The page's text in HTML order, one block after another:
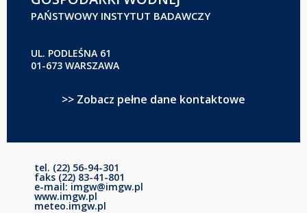
PAŃSTWOWY INSTYTUT BADAWCZY
UL. PODLEŚNA 61
01-673 WARSZAWA
>> Zobacz pełne dane kontaktowe
tel. (22) 56-94-301
faks (22) 83-41-801
e-mail: imgw@imgw.pl
www.imgw.pl
meteo.imgw.pl